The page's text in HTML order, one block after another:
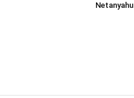
Netanyahu